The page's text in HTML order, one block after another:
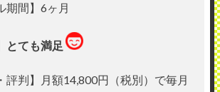
期間】6ヶ月
とても満足
評判】月額14,800円（税別）で毎月